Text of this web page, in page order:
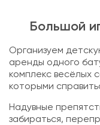
Большой
Организуем
аренды одного
комплекс весёлых
которыми
Надувные
забираться,